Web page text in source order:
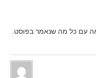
עם כל מה שנאמר בפוסט.